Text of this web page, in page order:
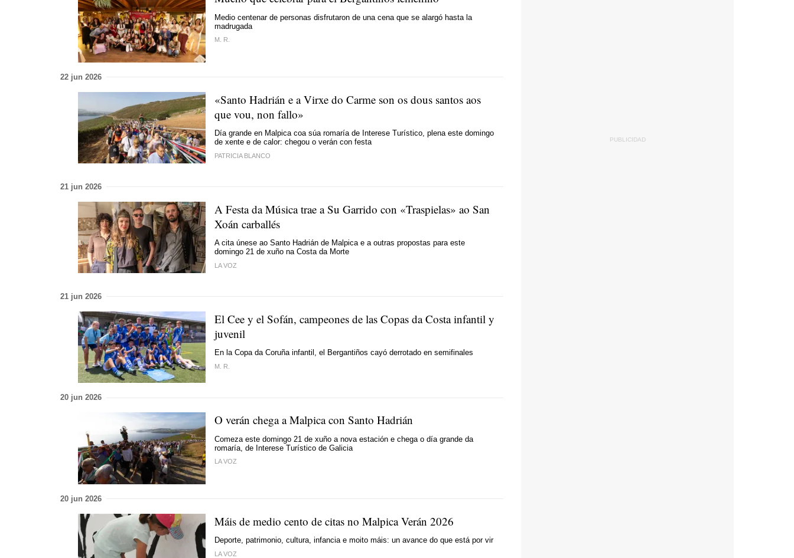
Medio centenar de personas disfrutaron de una cena que se alargó hasta la
madrugada
M. R.
22 jun 2026
«Santo Hadrián e a Virxe do Carme son os dous santos aos
que vou, non fallo»
Día grande en Malpica coa súa romaría de Interese Turístico, plena este domingo
de xente e de calor: chegou o verán con festa
PATRICIA BLANCO
21 jun 2026
A Festa da Música trae a Su Garrido con «Traspielas» ao San
Xoán carballés
A cita únese ao Santo Hadrián de Malpica e a outras propostas para este
domingo 21 de xuño na Costa da Morte
LA VOZ
21 jun 2026
El Cee y el Sofán, campeones de las Copas da Costa infantil y
juvenil
En la Copa da Coruña infantil, el Bergantiños cayó derrotado en semifinales
M. R.
20 jun 2026
O verán chega a Malpica con Santo Hadrián
Comeza este domingo 21 de xuño a nova estación e chega o día grande da
romaría, de Interese Turístico de Galicia
LA VOZ
20 jun 2026
Máis de medio cento de citas no Malpica Verán 2026
Deporte, patrimonio, cultura, infancia e moito máis: un avance do que está por vir
LA VOZ